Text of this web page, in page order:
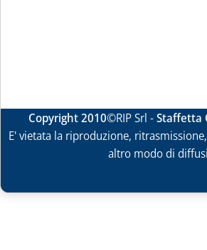
Copyright 2010©RIP Srl -Staffetta
E' vietata la riproduzione,
altro modo di